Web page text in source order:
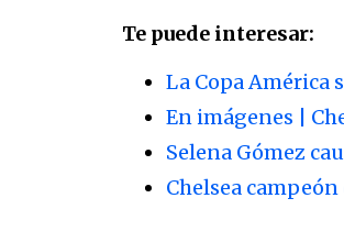
Te puede interesar:
La Copa América
En imágenes |
Selena Gómez
Chelsea